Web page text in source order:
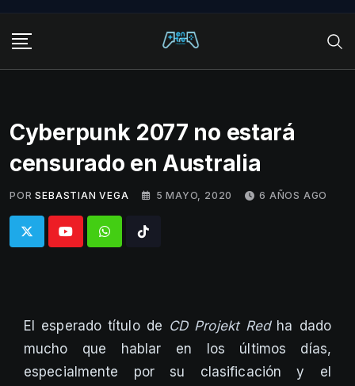
content
Cyberpunk 2077 no estará
censurado en Australia
POR SEBASTIAN VEGA 5 MAYO, 2020 6 AÑOS AGO
WhatsappTiktok
El esperado título de CD Projekt Redha dado
mucho que hablar en los últimos días,
especialmente por su clasificación y el